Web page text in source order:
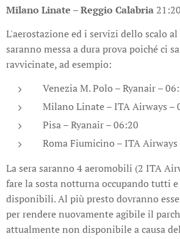
Milano Linate – Reggio Calabria
L'aerostazione ed i servizi dello scalo
saranno messa a dura prova poiché ci
ravvicinate, ad esempio:
Venezia M. Polo – Ryanair –
Milano Linate – ITA Airways –
Pisa – Ryanair – 06:20
Roma Fiumicino – ITA Airways
La sera saranno 4 aeromobili (2 ITA
fare la sosta notturna occupando tutti e
disponibili. Al più presto dovranno
per rendere nuovamente agibile il
attualmente non disponibile a causa